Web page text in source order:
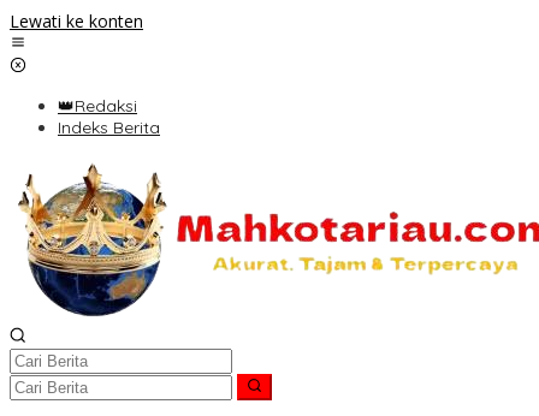
Lewati ke konten
👑Redaksi
Indeks Berita